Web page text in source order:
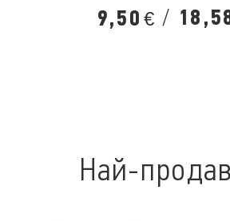
9,50 € /
Най-